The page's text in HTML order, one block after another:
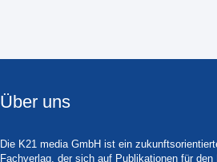
Über uns
Die K21 media GmbH ist ein
Fachverlag, der sich auf Publikationen für